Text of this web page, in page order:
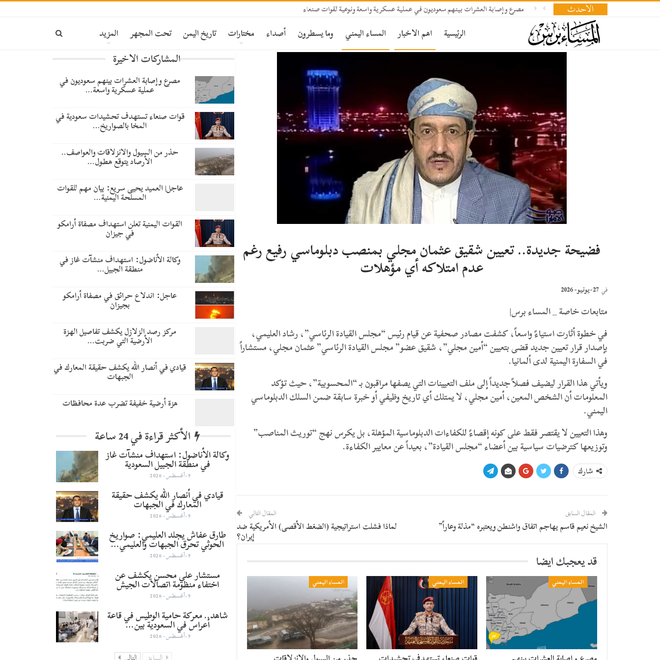
الأحدث مصرع وإصابة العشرات بينهم سعوديون في عملية عسكرية واسعة ونوعية لقوات صنعاء
الرئيسية اهم الاخبار المساء اليمني وما يسطرون أصداء مختارات تاريخ اليمن تحت المجهر المزيد
فضيحة جديدة.. تعيين شقيق عثمان مجلي بمنصب دبلوماسي رفيع رغم
عدم امتلاكه أي مؤهلات
في 27-يونيو- 2026
متابعات خاصة _ المساء برس|
​في خطوة أثارت استياءً واسعاً، كشفت مصادر صحفية عن قيام رئيس “مجلس القيادة الرئاسي”، رشاد العليمي،
بإصدار قرار تعيين جديد قضى بتعيين “أمين مجلي”، شقيق عضو” مجلس القيادة الرئاسي” عثمان مجلي، مستشاراً
في السفارة اليمنية لدى ألمانيا.
و​يأتي هذا القرار ليضيف فصلاً جديداً إلى ملف التعيينات التي يصفها مراقبون بـ “المحسوبية”، حيث تؤكد
المعلومات أن الشخص المعين، أمين مجلي، لا يمتلك أي تاريخ وظيفي أو خبرة سابقة ضمن السلك الدبلوماسي
اليمني.
وهذا التعيين لا يقتصر فقط على كونه إقصاءً للكفاءات الدبلوماسية المؤهلة، بل يكرس نهج “توريث المناصب”
وتوزيعها كترضيات سياسية بين أعضاء “مجلس القيادة”، بعيداً عن معايير الكفاءة.
شارك
المقال السابق
الشيخ نعيم قاسم يهاجم اتفاق واشنطن ويعتبره “مذلة وعاراً”
المقال التالي
لماذا فشلت استراتيجية (الضغط الأقصى) الأمريكية ضد
إيران؟
قد يعجبك ايضا
المساء اليمني المساء اليمني المساء اليمني
المشاركات الاخيرة
مصرع وإصابة العشرات بينهم سعوديون في
عملية عسكرية واسعة…
قوات صنعاء تستهدف تحشيدات سعودية في
المخا بالصواريخ…
حذر من السيول والانزلاقات والعواصف..
الأرصاد يتوقع هطول…
عاجل| العميد يحيى سريع: بيان مهم للقوات
المسلحة اليمنية…
القوات اليمنية تعلن استهداف مصفاة أرامكو
في جيزان
وكالة الأناضول: استهداف منشآت غاز في
منطقة الجبيل…
عاجل: اندلاع حرائق في مصفاة أرامكو
بجيزان
مركز رصد الزلازل يكشف تفاصيل الهزة
الأرضية التي ضربت…
قيادي في أنصار الله يكشف حقيقة المعارك في
الجبهات
هزة أرضية خفيفة تضرب عدة محافظات
الأكثر قراءة في 24 ساعة
وكالة الأناضول: استهداف منشآت غاز
في منطقة الجبيل السعودية
9-أغسطس- 2026
قيادي في أنصار الله يكشف حقيقة
المعارك في الجبهات
9-أغسطس- 2026
طارق عفاش يجلد العليمي: صواريخ
الحوثي تحرق الجبهات والعليمي…
9-أغسطس- 2026
مستشار علي محسن يكشف عن
اختفاء منظومة اتصالات الجيش
9-أغسطس- 2026
شاهد.. معركة حامية الوطيس في قاعة
أعراس في السعودية بين…
9-أغسطس- 2026